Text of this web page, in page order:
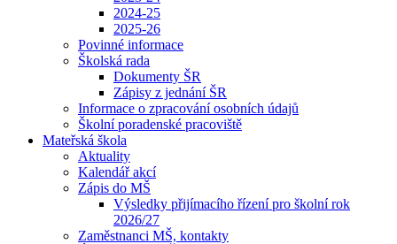
2024-25
2025-26
Povinné informace
Školská rada
Dokumenty ŠR
Zápisy z jednání ŠR
Informace o zpracování osobních údajů
Školní poradenské pracoviště
Mateřská škola
Aktuality
Kalendář akcí
Zápis do MŠ
Výsledky přijímacího řízení pro školní rok
2026/27
Zaměstnanci MŠ, kontakty